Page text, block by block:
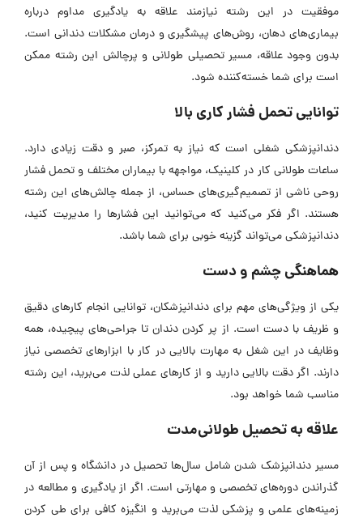
موفقیت در این رشته نیازمند علاقه به یادگیری مداوم درباره
بیماری‌های دهان، روش‌های پیشگیری و درمان مشکلات دندانی است.
بدون وجود علاقه، مسیر تحصیلی طولانی و پرچالش این رشته ممکن
است برای شما خسته‌کننده شود.
توانایی تحمل فشار کاری بالا
دندانپزشکی شغلی است که نیاز به تمرکز، صبر و دقت زیادی دارد.
ساعات طولانی کار در کلینیک، مواجهه با بیماران مختلف و تحمل فشار
روحی ناشی از تصمیم‌گیری‌های حساس، از جمله چالش‌های این رشته
هستند. اگر فکر می‌کنید که می‌توانید این فشار‌ها را مدیریت کنید،
دندانپزشکی می‌تواند گزینه خوبی برای شما باشد.
هماهنگی چشم و دست
یکی از ویژگی‌های مهم برای دندانپزشکان، توانایی انجام کار‌های دقیق
و ظریف با دست است. از پر کردن دندان تا جراحی‌های پیچیده، همه
وظایف در این شغل به مهارت بالایی در کار با ابزار‌های تخصصی نیاز
دارند. اگر دقت بالایی دارید و از کار‌های عملی لذت می‌برید، این رشته
مناسب شما خواهد بود.
علاقه به تحصیل طولانی‌مدت
مسیر دندانپزشک شدن شامل سال‌ها تحصیل در دانشگاه و پس از آن
گذراندن دوره‌های تخصصی و مهارتی است. اگر از یادگیری و مطالعه در
زمینه‌های علمی و پزشکی لذت می‌برید و انگیزه کافی برای طی کردن